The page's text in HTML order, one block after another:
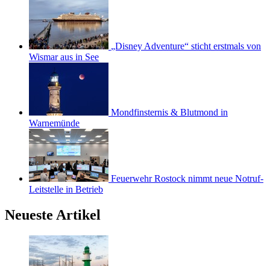
„Disney Adventure“ sticht erstmals von
Wismar aus in See
Mondfinsternis & Blutmond in
Warnemünde
Feuerwehr Rostock nimmt neue Notruf-
Leitstelle in Betrieb
Neueste Artikel